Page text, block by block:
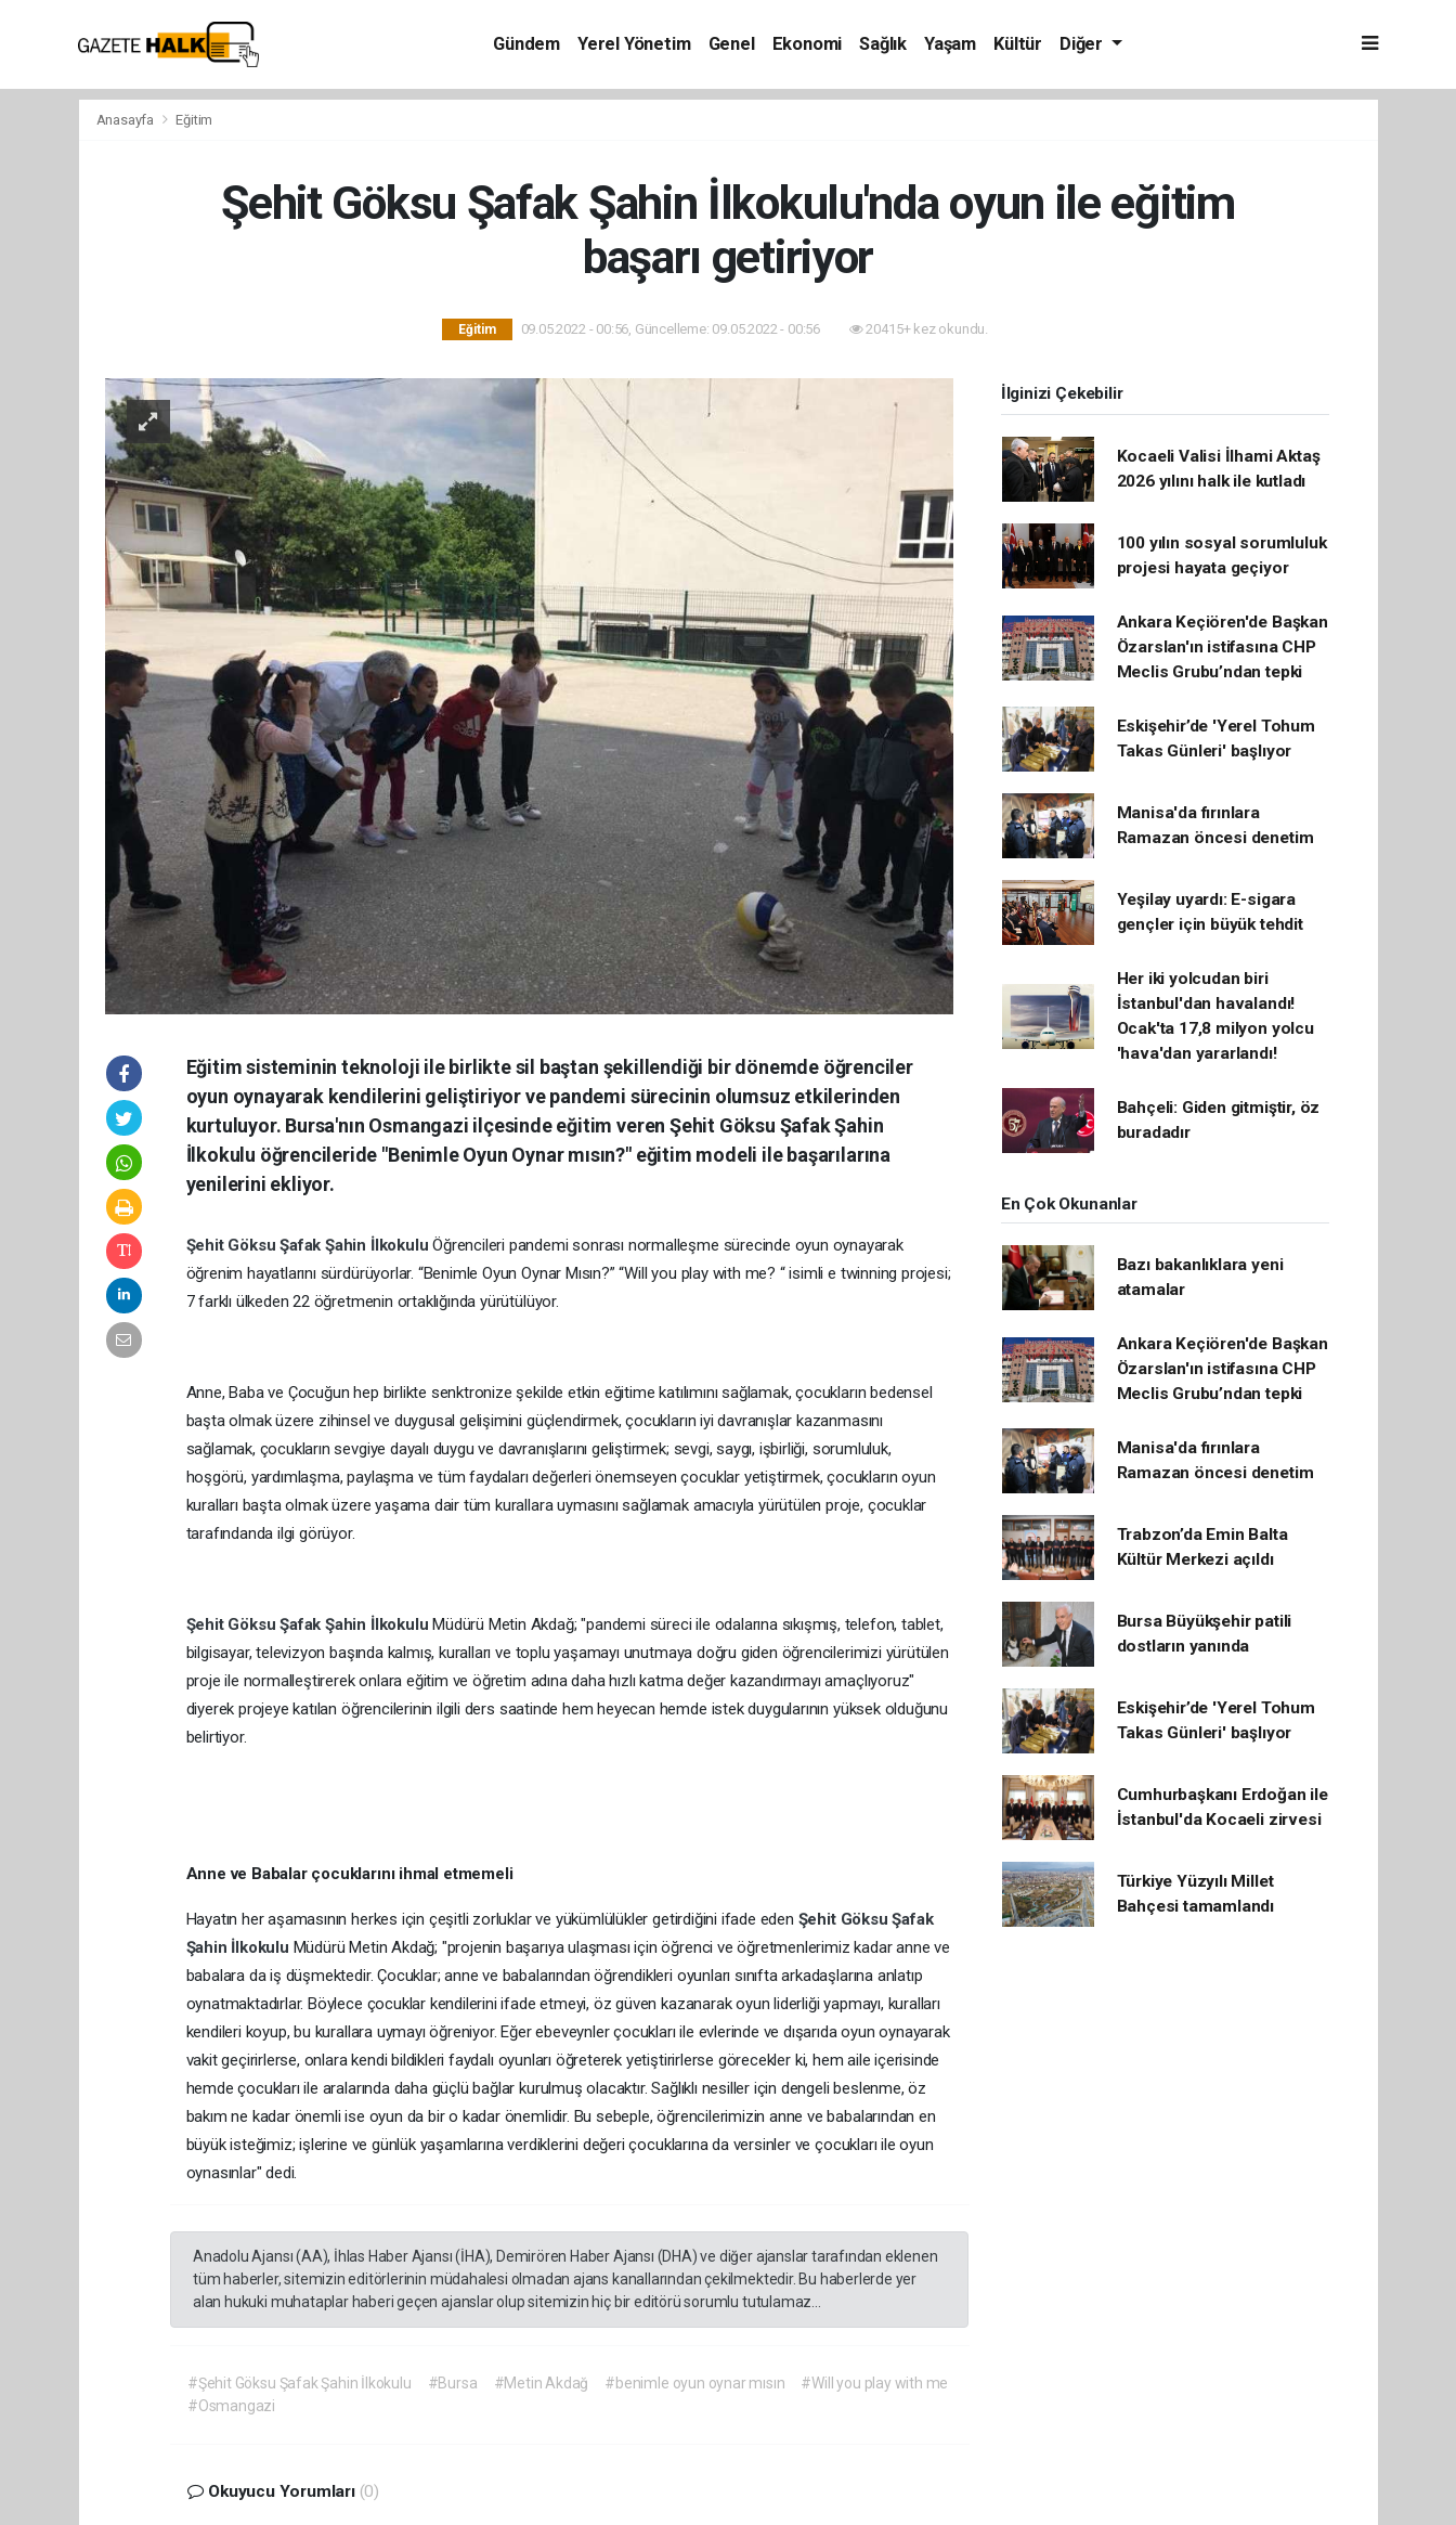
Gündem Yerel Yönetim Genel Ekonomi Sağlık Yaşam Kültür Diğer
Anasayfa Eğitim
Şehit Göksu Şafak Şahin İlkokulu'nda oyun ile eğitim
başarı getiriyor
Eğitim 09.05.2022 - 00:56, Güncelleme: 09.05.2022 - 00:56 20415+ kez okundu.
Eğitim sisteminin teknoloji ile birlikte sil baştan şekillendiği bir dönemde öğrenciler
oyun oynayarak kendilerini geliştiriyor ve pandemi sürecinin olumsuz etkilerinden
kurtuluyor. Bursa'nın Osmangazi ilçesinde eğitim veren Şehit Göksu Şafak Şahin
İlkokulu öğrencileride "Benimle Oyun Oynar mısın?" eğitim modeli ile başarılarına
yenilerini ekliyor.
Şehit Göksu Şafak Şahin İlkokuluÖğrencileri pandemi sonrası normalleşme sürecinde oyun oynayarak
öğrenim hayatlarını sürdürüyorlar. “Benimle Oyun Oynar Mısın?” “Will you play with me? “ isimli e twinning projesi;
7 farklı ülkeden 22 öğretmenin ortaklığında yürütülüyor.
Anne, Baba ve Çocuğun hep birlikte senktronize şekilde etkin eğitime katılımını sağlamak, çocukların bedensel
başta olmak üzere zihinsel ve duygusal gelişimini güçlendirmek, çocukların iyi davranışlar kazanmasını
sağlamak, çocukların sevgiye dayalı duygu ve davranışlarını geliştirmek; sevgi, saygı, işbirliği, sorumluluk,
hoşgörü, yardımlaşma, paylaşma ve tüm faydaları değerleri önemseyen çocuklar yetiştirmek, çocukların oyun
kuralları başta olmak üzere yaşama dair tüm kurallara uymasını sağlamak amacıyla yürütülen proje, çocuklar
tarafındanda ilgi görüyor.
Şehit Göksu Şafak Şahin İlkokulu Müdürü Metin Akdağ; "pandemi süreci ile odalarına sıkışmış, telefon, tablet,
bilgisayar, televizyon başında kalmış, kuralları ve toplu yaşamayı unutmaya doğru giden öğrencilerimizi yürütülen
proje ile normalleştirerek onlara eğitim ve öğretim adına daha hızlı katma değer kazandırmayı amaçlıyoruz"
diyerek projeye katılan öğrencilerinin ilgili ders saatinde hem heyecan hemde istek duygularının yüksek olduğunu
belirtiyor.
Anne ve Babalar çocuklarını ihmal etmemeli
Hayatın her aşamasının herkes için çeşitli zorluklar ve yükümlülükler getirdiğini ifade eden Şehit Göksu Şafak
Şahin İlkokulu Müdürü Metin Akdağ; "projenin başarıya ulaşması için öğrenci ve öğretmenlerimiz kadar anne ve
babalara da iş düşmektedir. Çocuklar; anne ve babalarından öğrendikleri oyunları sınıfta arkadaşlarına anlatıp
oynatmaktadırlar. Böylece çocuklar kendilerini ifade etmeyi, öz güven kazanarak oyun liderliği yapmayı, kuralları
kendileri koyup, bu kurallara uymayı öğreniyor. Eğer ebeveynler çocukları ile evlerinde ve dışarıda oyun oynayarak
vakit geçirirlerse, onlara kendi bildikleri faydalı oyunları öğreterek yetiştirirlerse görecekler ki, hem aile içerisinde
hemde çocukları ile aralarında daha güçlü bağlar kurulmuş olacaktır. Sağlıklı nesiller için dengeli beslenme, öz
bakım ne kadar önemli ise oyun da bir o kadar önemlidir. Bu sebeple, öğrencilerimizin anne ve babalarından en
büyük isteğimiz; işlerine ve günlük yaşamlarına verdiklerini değeri çocuklarına da versinler ve çocukları ile oyun
oynasınlar" dedi.
Anadolu Ajansı (AA), İhlas Haber Ajansı (İHA), Demirören Haber Ajansı (DHA) ve diğer ajanslar tarafından eklenen
tüm haberler, sitemizin editörlerinin müdahalesi olmadan ajans kanallarından çekilmektedir. Bu haberlerde yer
alan hukuki muhataplar haberi geçen ajanslar olup sitemizin hiç bir editörü sorumlu tutulamaz...
#Şehit Göksu Şafak Şahin İlkokulu #Bursa #Metin Akdağ #benimle oyun oynar mısın
#Will you play with me
#Osmangazi
Okuyucu Yorumları (0)
İlginizi Çekebilir
Kocaeli Valisi İlhami Aktaş
2026 yılını halk ile kutladı
100 yılın sosyal sorumluluk
projesi hayata geçiyor
Ankara Keçiören'de Başkan
Özarslan'ın istifasına CHP
Meclis Grubu’ndan tepki
Eskişehir’de 'Yerel Tohum
Takas Günleri' başlıyor
Manisa'da fırınlara
Ramazan öncesi denetim
Yeşilay uyardı: E-sigara
gençler için büyük tehdit
Her iki yolcudan biri
İstanbul'dan havalandı!
Ocak'ta 17,8 milyon yolcu
'hava'dan yararlandı!
Bahçeli: Giden gitmiştir, öz
buradadır
En Çok Okunanlar
Bazı bakanlıklara yeni
atamalar
Ankara Keçiören'de Başkan
Özarslan'ın istifasına CHP
Meclis Grubu’ndan tepki
Manisa'da fırınlara
Ramazan öncesi denetim
Trabzon’da Emin Balta
Kültür Merkezi açıldı
Bursa Büyükşehir patili
dostların yanında
Eskişehir’de 'Yerel Tohum
Takas Günleri' başlıyor
Cumhurbaşkanı Erdoğan ile
İstanbul'da Kocaeli zirvesi
Türkiye Yüzyılı Millet
Bahçesi tamamlandı